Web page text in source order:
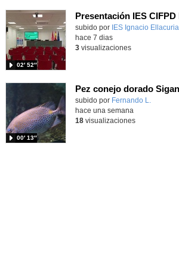
Contenido educativo.
subido por IES Ignacio Ellacuria
02′ 52″
hace 7 dias
3visualizaciones
Contenido educativo.
subido por Fernando L.
00′ 13″
hace una semana
18visualizaciones